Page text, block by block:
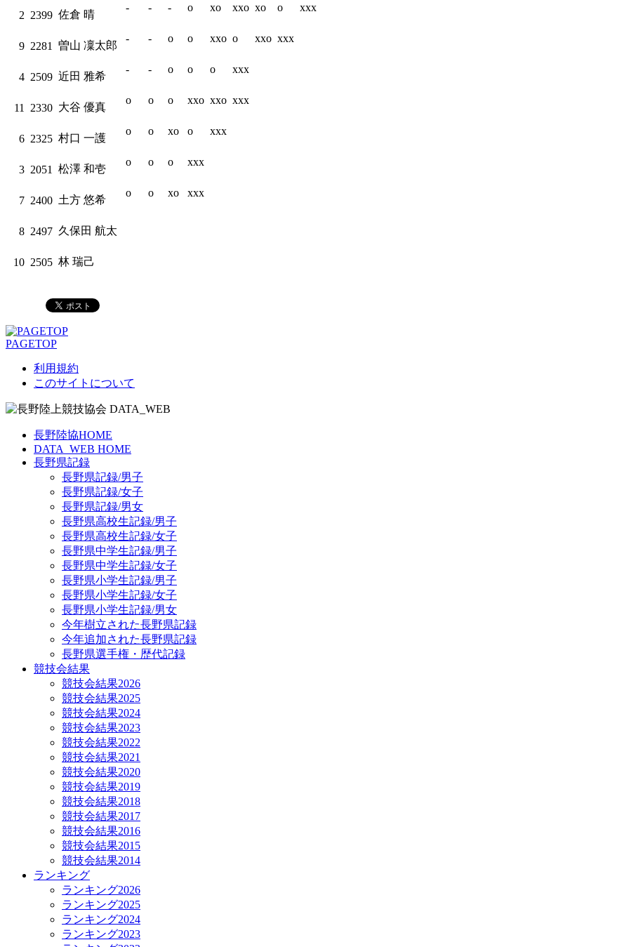
2 2399 佐倉 晴
- - - o xo xxo xo o xxx
9 2281 曽山 凜太郎
- - o o xxo o xxo xxx
4 2509 近田 雅希
- - o o o xxx
11 2330 大谷 優真
o o o xxo xxo xxx
6 2325 村口 一護
o o xo o xxx
3 2051 松澤 和壱
o o o xxx
7 2400 土方 悠希
o o xo xxx
8 2497 久保田 航太
10 2505 林 瑞己
PAGETOP
利用規約
このサイトについて
長野陸協HOME
DATA_WEB HOME
長野県記録
長野県記録/男子
長野県記録/女子
長野県記録/男女
長野県高校生記録/男子
長野県高校生記録/女子
長野県中学生記録/男子
長野県中学生記録/女子
長野県小学生記録/男子
長野県小学生記録/女子
長野県小学生記録/男女
今年樹立された長野県記録
今年追加された長野県記録
長野県選手権・歴代記録
競技会結果
競技会結果2026
競技会結果2025
競技会結果2024
競技会結果2023
競技会結果2022
競技会結果2021
競技会結果2020
競技会結果2019
競技会結果2018
競技会結果2017
競技会結果2016
競技会結果2015
競技会結果2014
ランキング
ランキング2026
ランキング2025
ランキング2024
ランキング2023